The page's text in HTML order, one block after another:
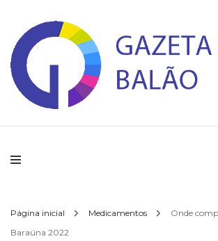
Gazeta do
Página inicial Medicamentos
Onde
Baraúna 2022